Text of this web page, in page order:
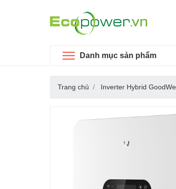
Danh mục sản phẩm
Trang chủ Inverter Hybrid GoodWe